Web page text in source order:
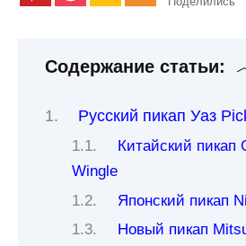
Содержание статьи:
Русский пикап Уаз
Китайский пикап
Wingle
Японский пикап
Новый пикап